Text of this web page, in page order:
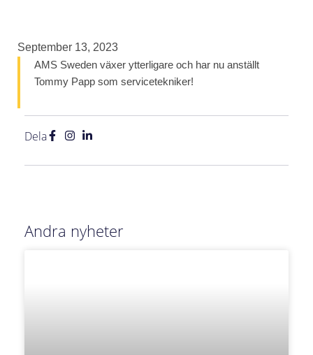
September 13, 2023
AMS Sweden växer ytterligare och har nu anställt
Tommy Papp som servicetekniker!
Dela
Andra nyheter